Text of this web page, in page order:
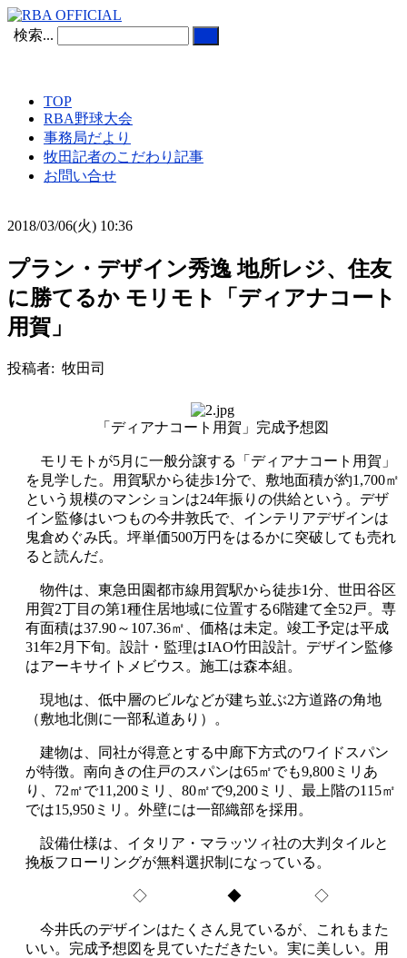
検索...
TOP
RBA野球大会
事務局だより
牧田記者のこだわり記事
お問い合せ
2018/03/06(火) 10:36
プラン・デザイン秀逸 地所レジ、住友
に勝てるか モリモト「ディアナコート
用賀」
投稿者: 牧田司
「ディアナコート用賀」完成予想図
モリモトが5月に一般分譲する「ディアナコート用賀」
を見学した。用賀駅から徒歩1分で、敷地面積が約1,700㎡
という規模のマンションは24年振りの供給という。デザ
イン監修はいつもの今井敦氏で、インテリアデザインは
鬼倉めぐみ氏。坪単価500万円をはるかに突破しても売れ
ると読んだ。
物件は、東急田園都市線用賀駅から徒歩1分、世田谷区
用賀2丁目の第1種住居地域に位置する6階建て全52戸。専
有面積は37.90～107.36㎡、価格は未定。竣工予定は平成
31年2月下旬。設計・監理はIAO竹田設計。デザイン監修
はアーキサイトメビウス。施工は森本組。
現地は、低中層のビルなどが建ち並ぶ2方道路の角地
（敷地北側に一部私道あり）。
建物は、同社が得意とする中廊下方式のワイドスパン
が特徴。南向きの住戸のスパンは65㎡でも9,800ミリあ
り、72㎡で11,200ミリ、80㎡で9,200ミリ、最上階の115㎡
では15,950ミリ。外壁には一部織部を採用。
設備仕様は、イタリア・マラッツィ社の大判タイルと
挽板フローリングが無料選択制になっている。
◇ ◆ ◇
今井氏のデザインはたくさん見ているが、これもまた
いい。完成予想図を見ていただきたい。実に美しい。用